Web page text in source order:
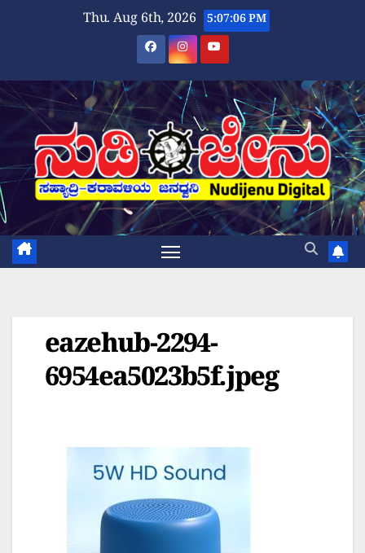
Thu. Aug 6th, 2026 5:07:06 PM
eazehub-2294-
6954ea5023b5f.jpeg